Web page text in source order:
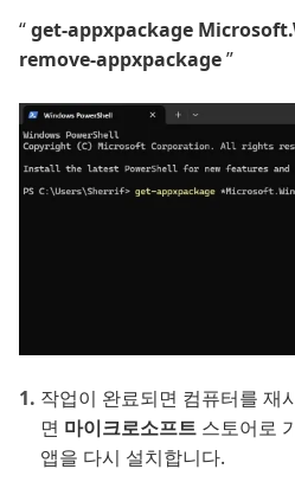
“get-appxpackage
remove-appxpackage”
작업이 완료되면 컴퓨터를 재
면 마이크로소프트 스토어로
앱을 다시 설치합니다.